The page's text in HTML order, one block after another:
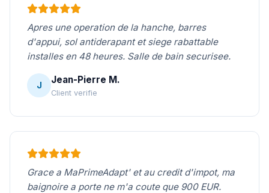
Apres une operation de la hanche, barres
d'appui, sol antiderapant et siege rabattable
installes en 48 heures. Salle de bain securisee.
J Jean-Pierre M.
Client verifie
Grace a MaPrimeAdapt' et au credit d'impot, ma
baignoire a porte ne m'a coute que 900 EUR.